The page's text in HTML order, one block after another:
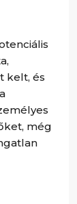
kelt, és
még